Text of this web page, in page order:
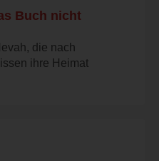
Buch nicht
die nach
ihre Heimat